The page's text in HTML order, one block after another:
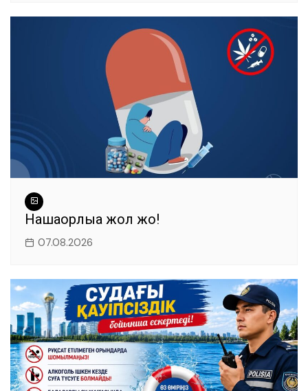
Нашақорлыққа жол жоқ!
07.08.2026